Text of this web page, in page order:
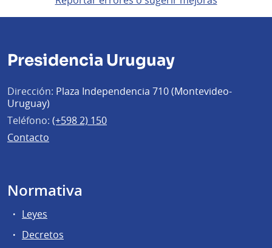
Presidencia Uruguay
Dirección: Plaza Independencia 710 (Montevideo-
Uruguay)
Teléfono: (+598 2) 150
Contacto
Normativa
Leyes
Decretos